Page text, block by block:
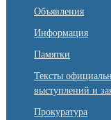
Объявления
Информация
Памятки
Тексты
выступлений и
Прокуратура